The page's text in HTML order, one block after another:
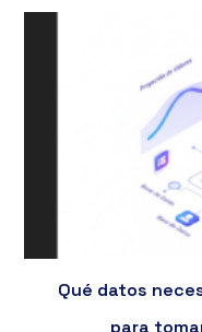
Qué datos
para